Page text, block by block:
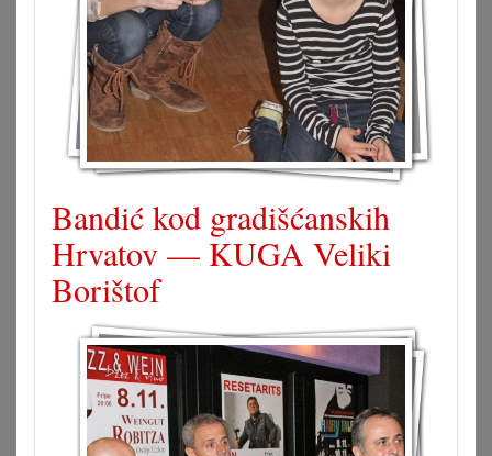
Bandić kod gradišćanskih
Hrvatov — KUGA Veliki
Borištof